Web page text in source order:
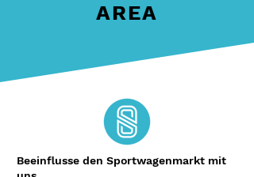
AREA
Beeinflusse den Sportwagenmarkt mit